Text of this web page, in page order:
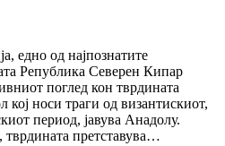
едно од најпознатите
Република Северен Кипар
поглед кон тврдината
носи траги од византискиот,
период, јавува Анадолу.
претставува…